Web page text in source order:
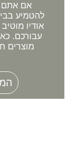
אם אתם
להטמיע
אודיו
עבורכם.
מוצרים